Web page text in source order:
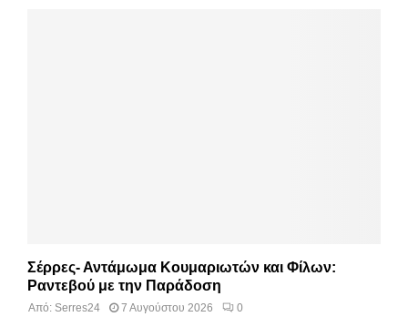
Σέρρες- Αντάμωμα Κουμαριωτών και Φίλων:
Ραντεβού με την Παράδοση
Από: Serres24 7 Αυγούστου 2026 0